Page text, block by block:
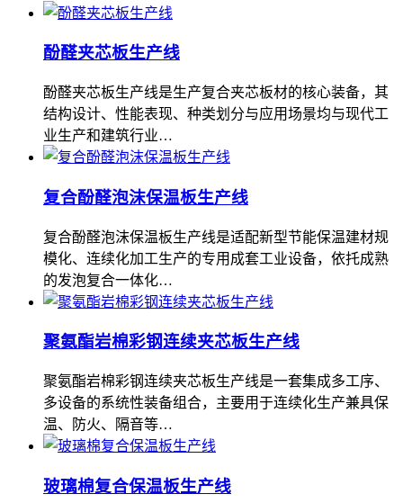
酚醛夹芯板生产线
酚醛夹芯板生产线是生产复合夹芯板材的核心装备，其
结构设计、性能表现、种类划分与应用场景均与现代工
业生产和建筑行业…
复合酚醛泡沫保温板生产线
复合酚醛泡沫保温板生产线是适配新型节能保温建材规
模化、连续化加工生产的专用成套工业设备，依托成熟
的发泡复合一体化…
聚氨酯岩棉彩钢连续夹芯板生产线
聚氨酯岩棉彩钢连续夹芯板生产线是一套集成多工序、
多设备的系统性装备组合，主要用于连续化生产兼具保
温、防火、隔音等…
玻璃棉复合保温板生产线